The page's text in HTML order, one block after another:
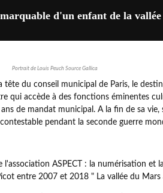
d'un enfant de la
Portrait de Louis Peuch Source Gallica
tête du conseil municipal de Paris, le
qui accède à des fonctions éminentes
de mandat municipal. A la fin de sa
pendant la seconde guerre
l'association ASPECT : la numérisation et
entre 2007 et 2018 " La vallée du